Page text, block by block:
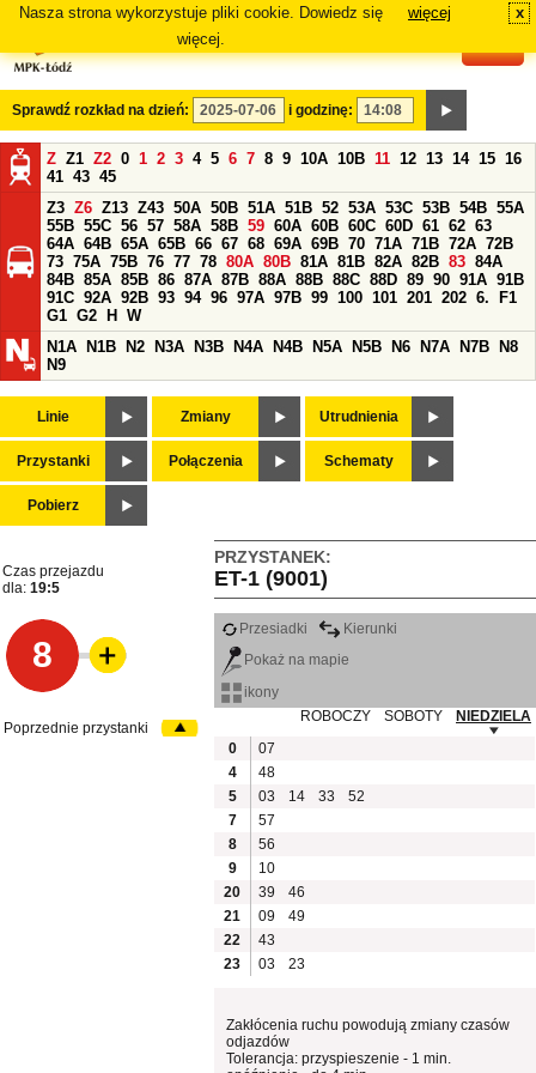
Nasza strona wykorzystuje pliki cookie. Dowiedz się
więcej.
więcej x
Sprawdź rozkład na dzień: i godzinę:
Z Z1 Z2 0 1 2 3 4 5 6 7 8 9 10A 10B 11 12 13 14 15 16
41 43 45
Z3 Z6 Z13 Z43 50A 50B 51A 51B 52 53A 53C 53B 54B 55A
55B 55C 56 57 58A 58B 59 60A 60B 60C 60D 61 62 63
64A 64B 65A 65B 66 67 68 69A 69B 70 71A 71B 72A 72B
73 75A 75B 76 77 78 80A 80B 81A 81B 82A 82B 83 84A
84B 85A 85B 86 87A 87B 88A 88B 88C 88D 89 90 91A 91B
91C 92A 92B 93 94 96 97A 97B 99 100 101 201 202 6.
F1
G1 G2 H
W
N1A
N1B N2 N3A N3B N4A N4B N5A N5B N6 N7A N7B
N8
N9
Linie Zmiany Utrudnienia
Przystanki Połączenia Schematy
Pobierz
PRZYSTANEK:
ET-1 (9001)
Czas przejazdu
dla: 19:5
8
Przesiadki
Kierunki
Pokaż na mapie
ikony
ROBOCZY
SOBOTY
NIEDZIELA
0
07
4
48
5
03 14 33
52
7
57
8
56
9
10
20
39
46
21
09
49
22
43
23
03 23
Zakłócenia ruchu powodują zmiany czasów
odjazdów
Tolerancja: przyspieszenie - 1 min.
Poprzednie przystanki